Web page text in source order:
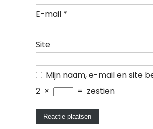
E-mail *
Site
Mijn naam, e-mail en site
2 × = zestien